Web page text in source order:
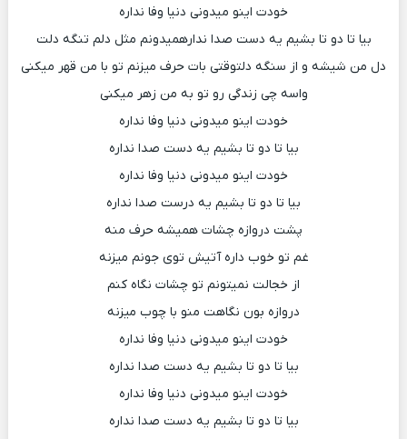
خودت اینو میدونی دنیا وفا نداره
بیا تا دو تا بشیم یه دست صدا ندارهمیدونم مثل دلم تنگه دلت
دل من شیشه و از سنگه دلتوقتی بات حرف میزنم تو با من قهر میکنی
واسه چی زندگی رو تو به من زهر میکنی
خودت اینو میدونی دنیا وفا نداره
بیا تا دو تا بشیم یه دست صدا نداره
خودت اینو میدونی دنیا وفا نداره
بیا تا دو تا بشیم یه درست صدا نداره
پشت دروازه چشات همیشه حرف منه
غم تو خوب داره آتیش توی جونم میزنه
از خجالت نمیتونم تو چشات نگاه کنم
دروازه بون نگاهت منو با چوب میزنه
خودت اینو میدونی دنیا وفا نداره
بیا تا دو تا بشیم یه دست صدا نداره
خودت اینو میدونی دنیا وفا نداره
بیا تا دو تا بشیم یه دست صدا نداره